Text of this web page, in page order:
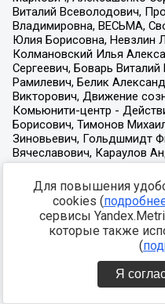
Для повышения
cookies (
сервисы
которые также
(
Я